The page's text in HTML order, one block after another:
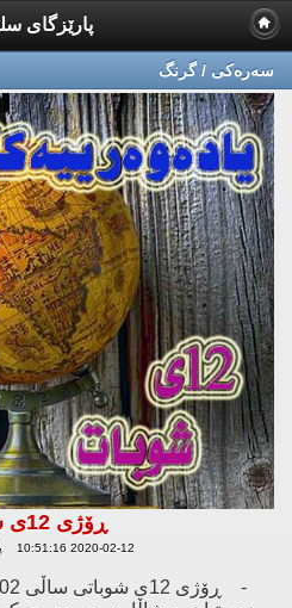
پارێزگای
سه‌ره‌كی / گرنگ
ڕۆژی 12ی شوبات
2020-02-12 10:51:16 پارێزگای سلێمانی